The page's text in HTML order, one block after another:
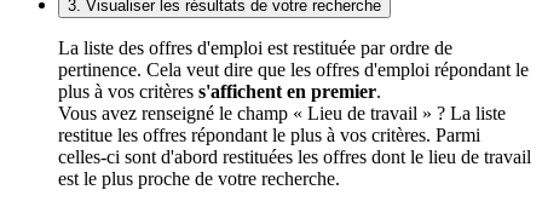
3. Visualiser les résultats de votre recherche
La liste des offres d'emploi est restituée par ordre de
pertinence. Cela veut dire que les offres d'emploi répondant le
plus à vos critères s'affichent en premier.
Vous avez renseigné le champ « Lieu de travail » ? La liste
restitue les offres répondant le plus à vos critères. Parmi
celles-ci sont d'abord restituées les offres dont le lieu de travail
est le plus proche de votre recherche.